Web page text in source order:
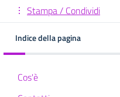
Stampa / Condividi
Indice della pagina
Cos'è